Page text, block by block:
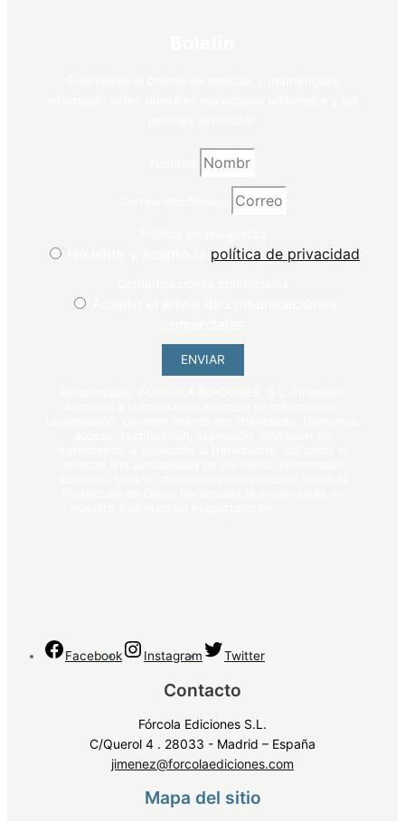
política de privacidad
ENVIAR
Facebook Instagram Twitter
Contacto
Fórcola Ediciones S.L.
C/Querol 4 . 28033 - Madrid – España
jimenez@forcolaediciones.com
Mapa del sitio